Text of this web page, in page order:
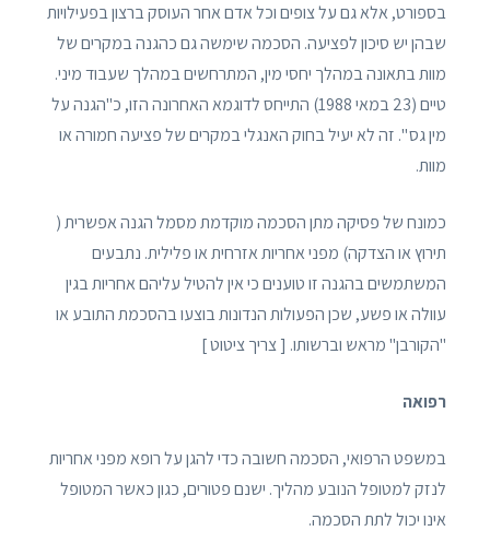
בספורט, אלא גם על צופים וכל אדם אחר העוסק ברצון בפעילויות
שבהן יש סיכון לפציעה. הסכמה שימשה גם כהגנה במקרים של
מוות בתאונה במהלך יחסי מין, המתרחשים במהלך שעבוד מיני.
טיים (23 במאי 1988) התייחס לדוגמא האחרונה הזו, כ"הגנה על
מין גס ". זה לא יעיל בחוק האנגלי במקרים של פציעה חמורה או
מוות.
כמונח של פסיקה מתן הסכמה מוקדמת מסמל הגנה אפשרית (
תירוץ או הצדקה) מפני אחריות אזרחית או פלילית. נתבעים
המשתמשים בהגנה זו טוענים כי אין להטיל עליהם אחריות בגין
עוולה או פשע, שכן הפעולות הנדונות בוצעו בהסכמת התובע או
"הקורבן" מראש וברשותו. [ צריך ציטוט ]
רפואה
במשפט הרפואי, הסכמה חשובה כדי להגן על רופא מפני אחריות
לנזק למטופל הנובע מהליך. ישנם פטורים, כגון כאשר המטופל
אינו יכול לתת הסכמה.